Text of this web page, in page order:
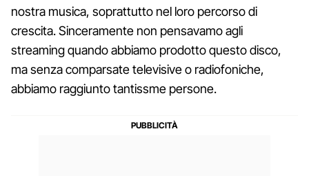
nostra musica, soprattutto nel loro percorso di
crescita. Sinceramente non pensavamo agli
streaming quando abbiamo prodotto questo disco,
ma senza comparsate televisive o radiofoniche,
abbiamo raggiunto tantissme persone.